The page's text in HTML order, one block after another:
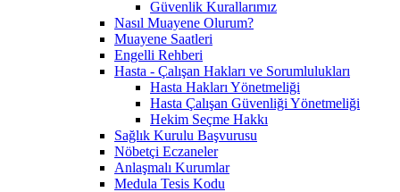
Güvenlik Kurallarımız
Nasıl Muayene Olurum?
Muayene Saatleri
Engelli Rehberi
Hasta - Çalışan Hakları ve Sorumlulukları
Hasta Hakları Yönetmeliği
Hasta Çalışan Güvenliği Yönetmeliği
Hekim Seçme Hakkı
Sağlık Kurulu Başvurusu
Nöbetçi Eczaneler
Anlaşmalı Kurumlar
Medula Tesis Kodu